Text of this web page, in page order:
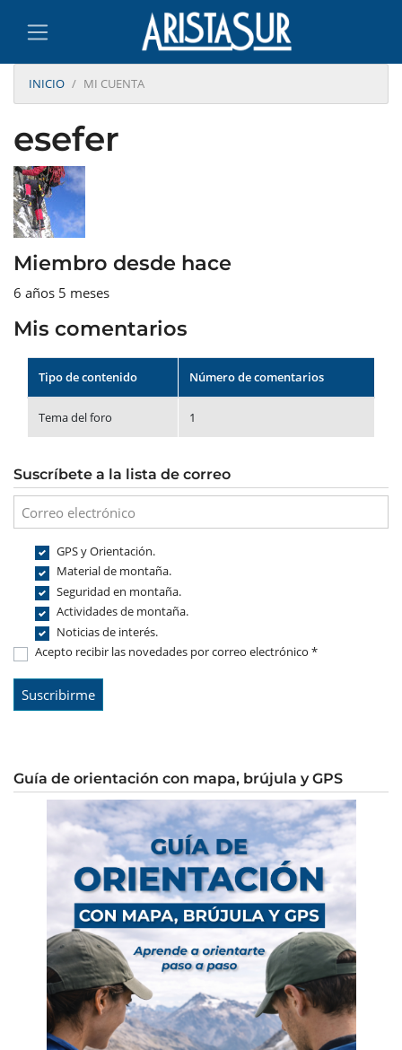
INICIO MI CUENTA
esefer
Miembro desde hace
6 años 5 meses
Mis comentarios
Tipo de contenido Número de comentarios
Tema del foro 1
Suscríbete a la lista de correo
GPS y Orientación.
Material de montaña.
Seguridad en montaña.
Actividades de montaña.
Noticias de interés.
Acepto recibir las novedades por correo electrónico *
Guía de orientación con mapa, brújula y GPS